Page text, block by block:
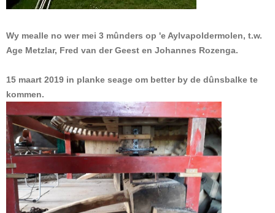
Wy mealle no wer mei 3 mûnders op 'e Aylvapoldermolen, t.w.
Age Metzlar, Fred van der Geest en Johannes Rozenga.
15 maart 2019 in planke seage om better by de dûnsbalke te
kommen.